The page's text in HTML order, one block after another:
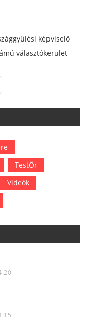
képviselő
választókerület
TestŐr
Videók